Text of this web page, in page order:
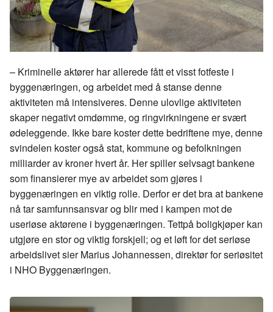
– Kriminelle aktører har allerede fått et visst fotfeste i
byggenæringen, og arbeidet med å stanse denne
aktiviteten må intensiveres. Denne ulovlige aktiviteten
skaper negativt omdømme, og ringvirkningene er svært
ødeleggende. Ikke bare koster dette bedriftene mye, denne
svindelen koster også stat, kommune og befolkningen
milliarder av kroner hvert år. Her spiller selvsagt bankene
som finansierer mye av arbeidet som gjøres i
byggenæringen en viktig rolle. Derfor er det bra at bankene
nå tar samfunnsansvar og blir med i kampen mot de
useriøse aktørene i byggenæringen. Tettpåboligkjøper kan
utgjøre en stor og viktig forskjell; og et løft for det seriøse
arbeidslivet sier Marius Johannessen, direktør for seriøsitet
i NHO Byggenæringen.